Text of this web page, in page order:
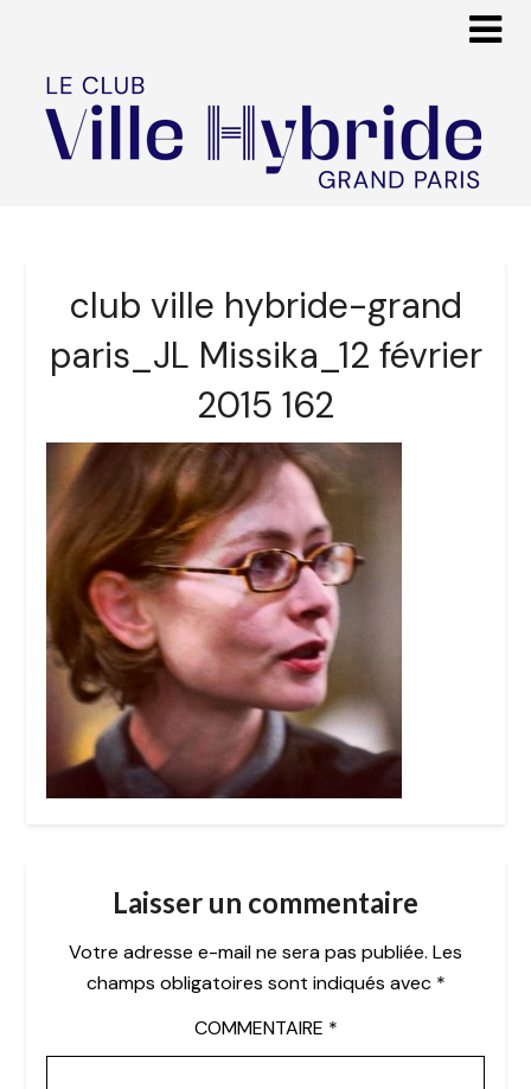
club ville hybride-grand
paris_JL Missika_12 février
2015 162
Laisser un commentaire
Votre adresse e-mail ne sera pas publiée. Les
champs obligatoires sont indiqués avec *
COMMENTAIRE *